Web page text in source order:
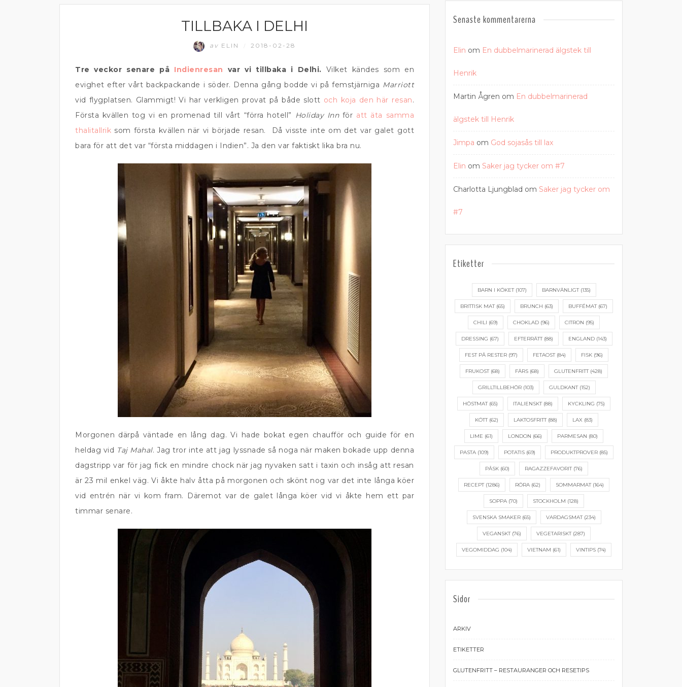
TILLBAKA I DELHI
av ELIN 2018-02-28
Tre veckor senare på Indienresan var vi tillbaka i Delhi. Vilket kändes som en
evighet efter vårt backpackande i söder. Denna gång bodde vi på femstjärniga Marriott
vid flygplatsen. Glammigt! Vi har verkligen provat på både slott och koja den här resan.
Första kvällen tog vi en promenad till vårt “förra hotell” Holiday Innför att äta samma
thalitallrik som första kvällen när vi började resan. Då visste inte om det var galet gott
bara för att det var “första middagen i Indien”. Ja den var faktiskt lika bra nu.
Morgonen därpå väntade en lång dag. Vi hade bokat egen chaufför och guide för en
heldag vid Taj Mahal. Jag tror inte att jag lyssnade så noga när maken bokade upp denna
dagstripp var för jag fick en mindre chock när jag nyvaken satt i taxin och insåg att resan
är 23 mil enkel väg. Vi åkte halv åtta på morgonen och skönt nog var det inte långa köer
vid entrén när vi kom fram. Däremot var de galet långa köer vid vi åkte hem ett par
timmar senare.
Senaste kommentarerna
Elin om En dubbelmarinerad älgstek till
Henrik
Martin Ågren om En dubbelmarinerad
älgstek till Henrik
Jimpa om God sojasås till lax
Elin om Saker jag tycker om #7
Charlotta Ljungblad om Saker jag tycker om
#7
Etiketter
BARN I KÖKET(107) BARNVÄNLIGT(135)
BRITTISK MAT(65) BRUNCH (63) BUFFÉMAT(67)
CHILI (69) CHOKLAD (96) CITRON (95)
DRESSING (67) EFTERRÄTT(88) ENGLAND(143)
FEST PÅ RESTER (97) FETAOST(84) FISK (96)
FRUKOST(68) FÄRS (68) GLUTENFRITT(428)
GRILLTILLBEHÖR(103) GULDKANT(152)
HÖSTMAT(65) ITALIENSKT(88) KYCKLING (75)
KÖTT(62) LAKTOSFRITT(88) LAX (83)
LIME (61) LONDON (66) PARMESAN (80)
PASTA (109) POTATIS (69) PRODUKTPROVER (85)
PÅSK (60) RAGAZZEFAVORIT(76)
RECEPT(1286) RÖRA (62) SOMMARMAT(164)
SOPPA (70) STOCKHOLM (128)
SVENSKA SMAKER(65) VARDAGSMAT(234)
VEGANSKT(76) VEGETARISKT(287)
VEGOMIDDAG (104) VIETNAM (61) VINTIPS (74)
Sidor
ARKIV
ETIKETTER
GLUTENFRITT – RESTAURANGER OCH RESETIPS